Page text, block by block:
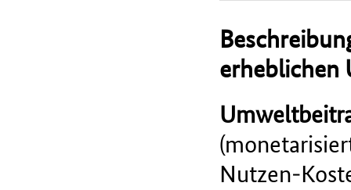
erheblichen
Nutzen-